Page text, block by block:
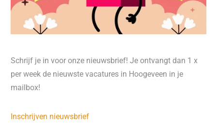
Schrijf je in voor onze nieuwsbrief! Je ontvangt dan 1 x
per week de nieuwste vacatures in Hoogeveen in je
mailbox!
Inschrijven nieuwsbrief